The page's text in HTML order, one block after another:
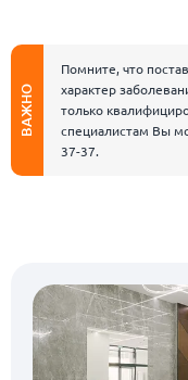
ВАЖНО
Помните, что
характер
только
специалистам Вы
37-37.